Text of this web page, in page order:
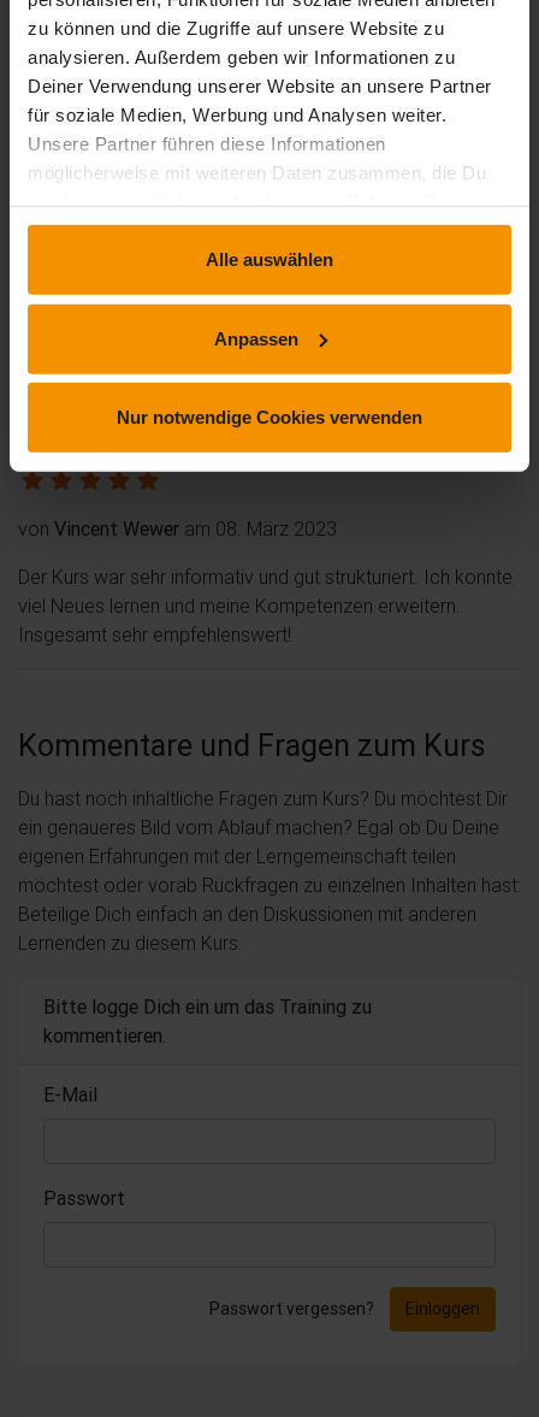
zu können und die Zugriffe auf unsere Website zu
analysieren. Außerdem geben wir Informationen zu
Deiner Verwendung unserer Website an unsere Partner
für soziale Medien, Werbung und Analysen weiter.
Unsere Partner führen diese Informationen
möglicherweise mit weiteren Daten zusammen, die Du
Nutzung der Dienste gesammelt haben.
Alle auswählen
Anpassen
Nur notwendige Cookies verwenden
Bewertungen
3stars: 0
Bewertungen
Bewertungen
1stars: 0
Bewertungen
sehr gute Fortbildung , sehr praxisbezogen
von Vincent Wewer am 08. März 2023
Der Kurs war sehr informativ und gut strukturiert. Ich konnte
viel Neues lernen und meine Kompetenzen erweitern.
Insgesamt sehr empfehlenswert!
Kommentare und Fragen zum Kurs
Du hast noch inhaltliche Fragen zum Kurs? Du möchtest Dir
ein genaueres Bild vom Ablauf machen? Egal ob Du Deine
eigenen Erfahrungen mit der Lerngemeinschaft teilen
möchtest oder vorab Rückfragen zu einzelnen Inhalten hast:
Beteilige Dich einfach an den Diskussionen mit anderen
Lernenden zu diesem Kurs.
Bitte logge Dich ein um das Training zu
kommentieren.
E-Mail
Passwort
Passwort vergessen? Einloggen